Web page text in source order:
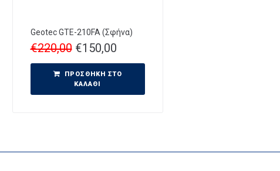
Geotec GTE-210FA (Σφήνα)
€220,00 €150,00
ΠΡΟΣΘΉΚΗ ΣΤΟ
ΚΑΛΆΘΙ